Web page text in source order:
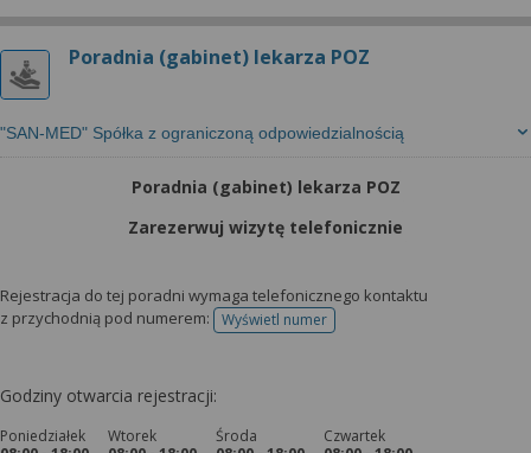
Poradnia (gabinet) lekarza POZ
"SAN-MED" Spółka z ograniczoną odpowiedzialnością
Poradnia (gabinet) lekarza POZ
Zarezerwuj wizytę telefonicznie
Rejestracja do tej poradni wymaga telefonicznego kontaktu
z przychodnią pod numerem:
Wyświetl numertelefonu do rejestracji
Godziny otwarcia rejestracji:
Poniedziałek
Wtorek
Środa
Czwartek